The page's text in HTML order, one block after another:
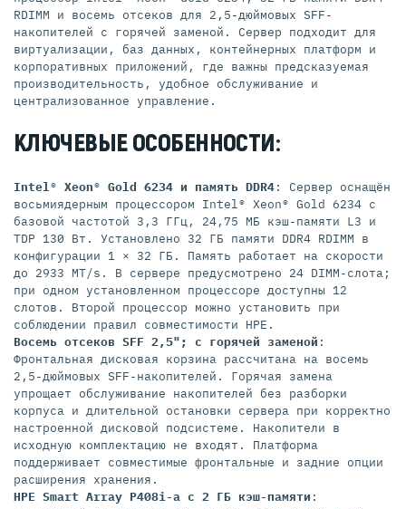
RDIMM и восемь отсеков для 2,5-дюймовых SFF-
накопителей с горячей заменой. Сервер подходит для
виртуализации, баз данных, контейнерных платформ и
корпоративных приложений, где важны предсказуемая
производительность, удобное обслуживание и
централизованное управление.
КЛЮЧЕВЫЕ ОСОБЕННОСТИ:
Intel® Xeon® Gold 6234 и память DDR4: Сервер оснащён
восьмиядерным процессором Intel® Xeon® Gold 6234 с
базовой частотой 3,3 ГГц, 24,75 МБ кэш-памяти L3 и
TDP 130 Вт. Установлено 32 ГБ памяти DDR4 RDIMM в
конфигурации 1 × 32 ГБ. Память работает на скорости
до 2933 MT/s. В сервере предусмотрено 24 DIMM-слота;
при одном установленном процессоре доступны 12
слотов. Второй процессор можно установить при
соблюдении правил совместимости HPE.
Восемь отсеков SFF 2,5"; с горячей заменой :
Фронтальная дисковая корзина рассчитана на восемь
2,5-дюймовых SFF-накопителей. Горячая замена
упрощает обслуживание накопителей без разборки
корпуса и длительной остановки сервера при корректно
настроенной дисковой подсистеме. Накопители в
исходную комплектацию не входят. Платформа
поддерживает совместимые фронтальные и задние опции
расширения хранения.
HPE Smart Array P408i-a с 2 ГБ кэш-памяти :